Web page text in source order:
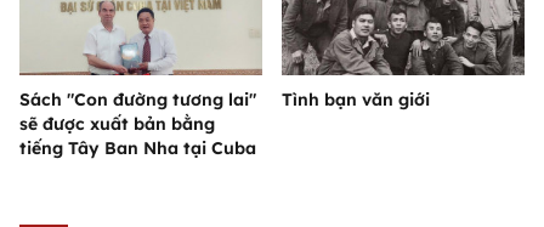
Sách "Con đường tương lai"
sẽ được xuất bản bằng
tiếng Tây Ban Nha tại Cuba
Tình bạn văn giới